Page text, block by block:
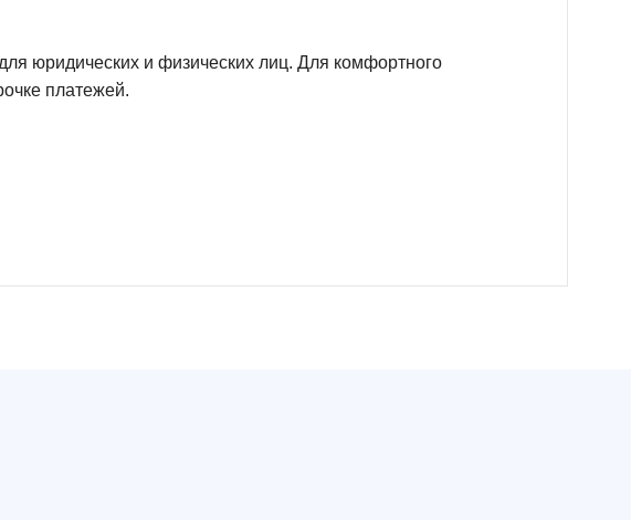
юридических и физических лиц. Для комфортного
платежей.